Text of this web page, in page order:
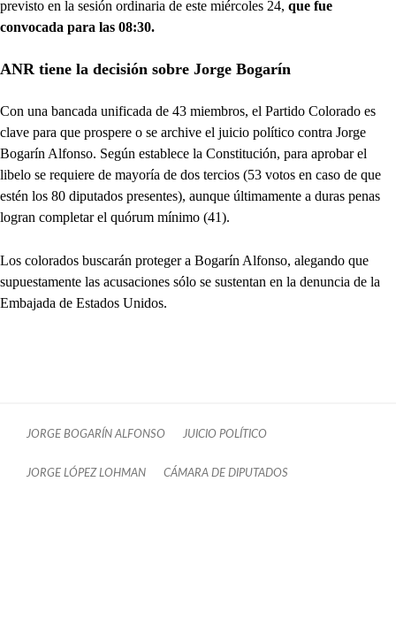
previsto en la sesión ordinaria de este miércoles 24, que fue
convocada para las 08:30.
ANR tiene la decisión sobre Jorge Bogarín
Con una bancada unificada de 43 miembros, el Partido Colorado es
clave para que prospere o se archive el juicio político contra Jorge
Bogarín Alfonso. Según establece la Constitución, para aprobar el
libelo se requiere de mayoría de dos tercios (53 votos en caso de que
estén los 80 diputados presentes), aunque últimamente a duras penas
logran completar el quórum mínimo (41).
Los colorados buscarán proteger a Bogarín Alfonso, alegando que
supuestamente las acusaciones sólo se sustentan en la denuncia de la
Embajada de Estados Unidos.
JORGE BOGARÍN ALFONSO JUICIO POLÍTICO
JORGE LÓPEZ LOHMAN CÁMARA DE DIPUTADOS